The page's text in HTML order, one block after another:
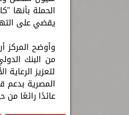
الحملة بأنها
يقضي على
من البنك
لتعزيز
عائدًا رائعًا